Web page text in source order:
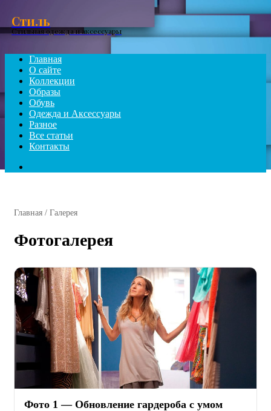
Стиль
Стильная одежда и аксессуары
Главная
О сайте
Коллекции
Образы
Обувь
Одежда и Аксессуары
Разное
Все статьи
Контакты
Главная / Галерея
Фотогалерея
Фото 1 — Обновление гардероба с умом